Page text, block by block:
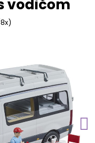
vodičom
8x)